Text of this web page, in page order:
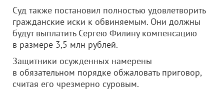
Суд также постановил полностью удовлетворить
гражданские иски к обвиняемым. Они должны
будут выплатить Сергею Филину компенсацию
в размере 3,5 млн рублей.
Защитники осужденных намерены
в обязательном порядке обжаловать приговор,
считая его чрезмерно суровым.